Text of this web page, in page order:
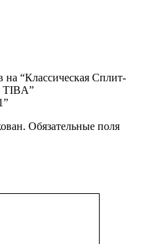
на “Классическая Сплит-
TIBA”
Обязательные поля